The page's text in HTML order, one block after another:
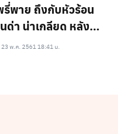
พาย ถึงกับหัวร้อน
ด่า น่าเกลียด หลัง
ต์ภาพหน้าสด
23 พ.ค. 2561 18:41 น.